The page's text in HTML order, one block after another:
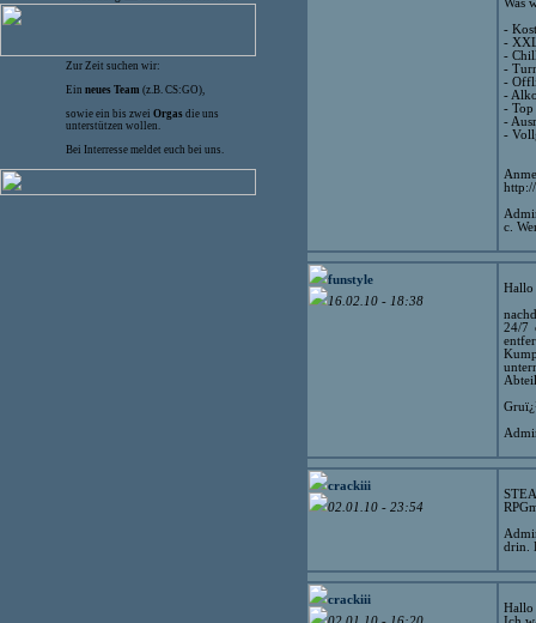
Zur Zeit suchen wir:
Ein neues Team (z.B. CS:GO),
sowie ein bis zwei Orgas die uns
unterstützen wollen.
Bei Interresse meldet euch bei uns.
-
-
-
-
-
-
- Top
-
-
c.
funstyle
16.02.10 - 18:38
Hallo
24/7
crackiii
02.01.10 - 23:54
drin.
crackiii
Hallo